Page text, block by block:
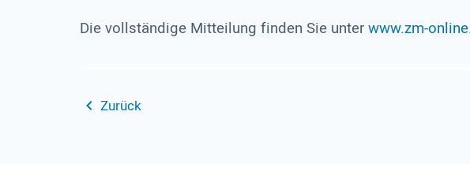
Die vollständige Mitteilung finden Sie unterwww.zm-
Zurück